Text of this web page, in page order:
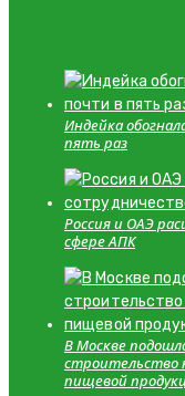
Индейка
пять раз
Россия и ОАЭ
сфере АПК
В Москве
строительство
пищевой